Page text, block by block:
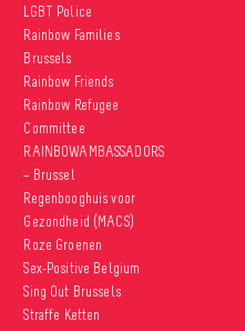
LGBT Police
Rainbow Families
Brussels
Rainbow Friends
Rainbow Refugee
Committee
RAINBOWAMBASSADORS
– Brussel
Regenbooghuis voor
Gezondheid (MACS)
Roze Groenen
Sex-Positive Belgium
Sing Out Brussels
Straffe Ketten